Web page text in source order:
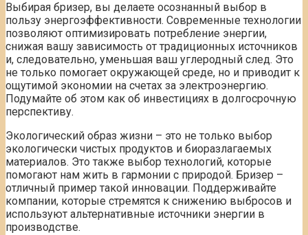
Выбирая бризер, вы делаете осознанный выбор в
пользу энергоэффективности. Современные технологии
позволяют оптимизировать потребление энергии,
снижая вашу зависимость от традиционных источников
и, следовательно, уменьшая ваш углеродный след. Это
не только помогает окружающей среде, но и приводит к
ощутимой экономии на счетах за электроэнергию.
Подумайте об этом как об инвестициях в долгосрочную
перспективу.
Экологический образ жизни – это не только выбор
экологически чистых продуктов и биоразлагаемых
материалов. Это также выбор технологий, которые
помогают нам жить в гармонии с природой. Бризер –
отличный пример такой инновации. Поддерживайте
компании, которые стремятся к снижению выбросов и
используют альтернативные источники энергии в
производстве.